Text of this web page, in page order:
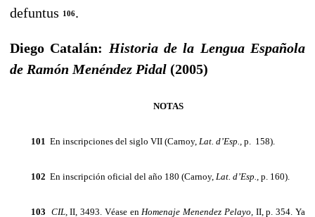
defuntus 106.
Diego Catalán: Historia de la Lengua Española
de Ramón Menéndez Pidal (2005)
NOTAS
101 En inscripciones del siglo VII (Carnoy, Lat. d’Esp., p. 158).
102 En inscripción oficial del año 180 (Carnoy, Lat. d’Esp., p. 160).
103 CIL,II, 3493. Véase en Homenaje Menendez Pelayo, II, p. 354. Ya